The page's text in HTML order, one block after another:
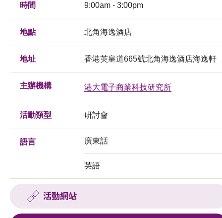
時間 9:00am - 3:00pm
地點 北角海逸酒店
地址 香港英皇道665號北角海逸酒店海逸軒
主辦機構 港大電子商業科技研究所
活動類型 研討會
語言 廣東話
英語
活動網站